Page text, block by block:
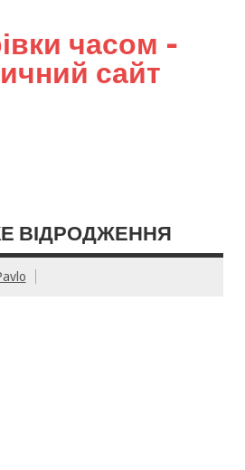
часом –
сайт
ВІДРОДЖЕННЯ